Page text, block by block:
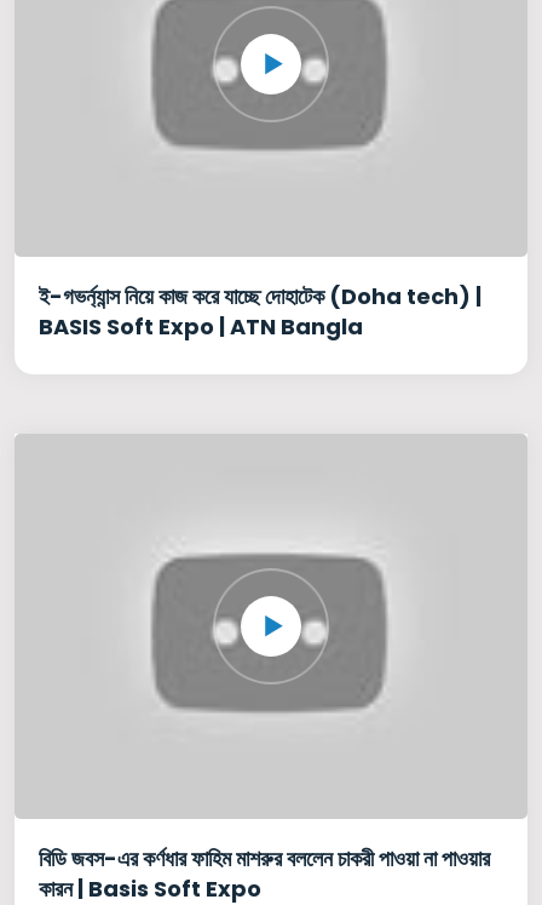
ই-গভর্ন্যান্স নিয়ে কাজ করে যাচ্ছে দোহাটেক (Doha tech) |
BASIS Soft Expo | ATN Bangla
বিডি জবস-এর কর্ণধার ফাহিম মাশরুর বললেন চাকরী পাওয়া না পাওয়ার
কারন | Basis Soft Expo